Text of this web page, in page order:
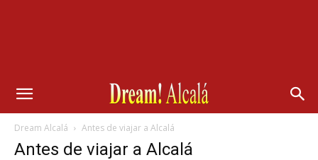
Dream Alcalá Antes de viajar a Alcalá
Antes de viajar a Alcalá